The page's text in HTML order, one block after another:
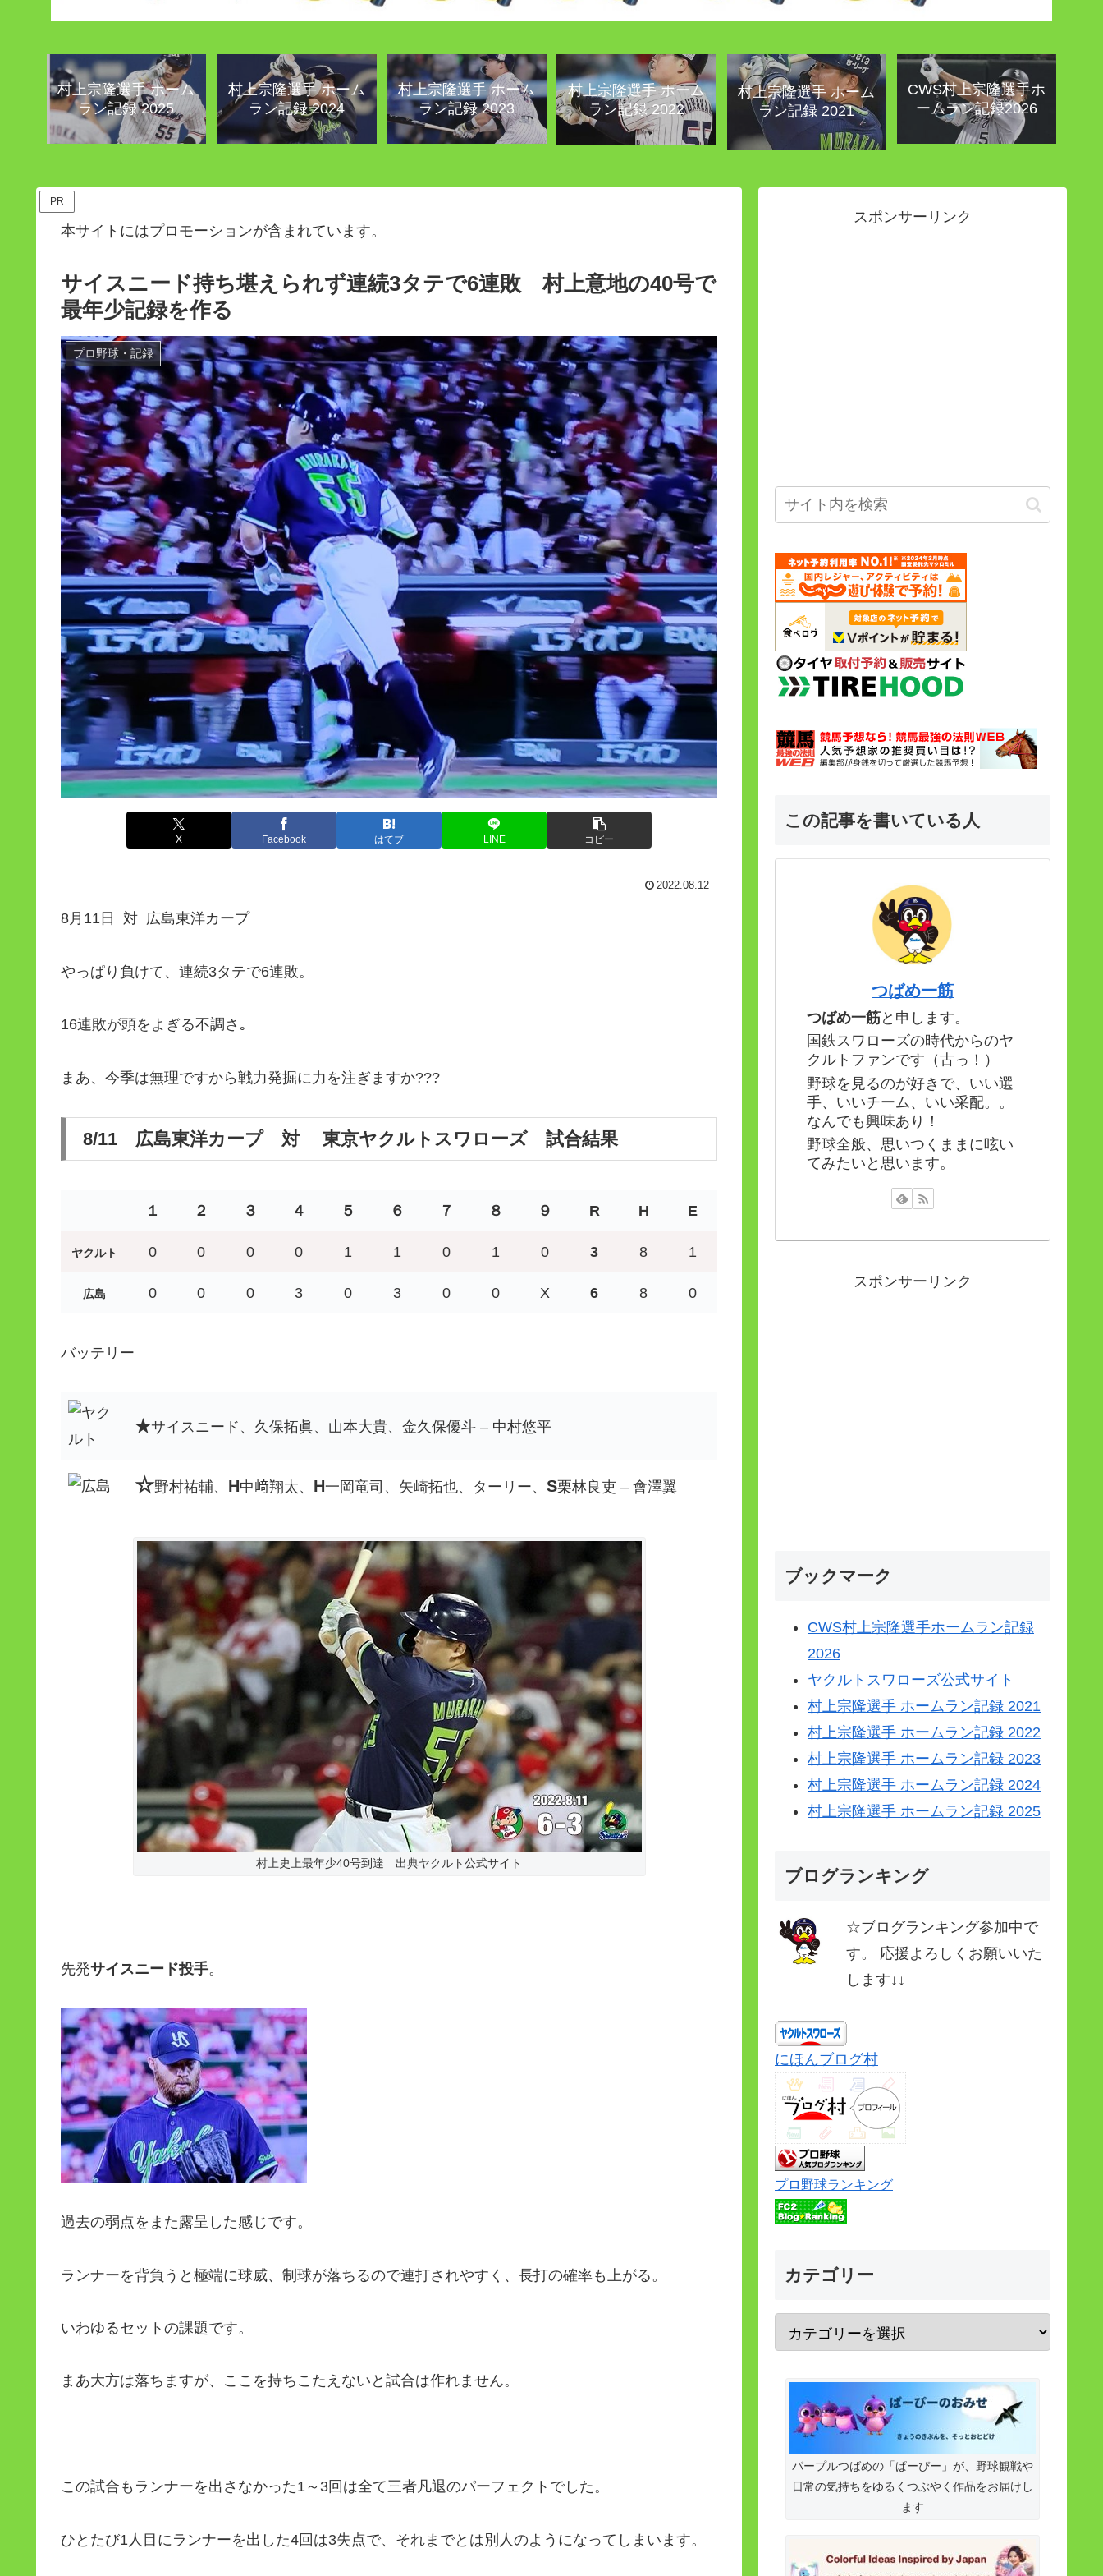
村上宗隆選手 ホーム
ラン記録 2025
村上宗隆選手 ホーム
ラン記録 2024
村上宗隆選手 ホーム
ラン記録 2023
村上宗隆選手 ホーム
ラン記録 2022
村上宗隆選手 ホーム
ラン記録 2021
CWS村上宗隆選手ホ
ームラン記録2026
PR
本サイトにはプロモーションが含まれています。
サイスニード持ち堪えられず連続3タテで6連敗 村上意地の40号で
最年少記録を作る
プロ野球・記録
X Facebook はてブ LINE コピー
2022.08.12
8月11日 対 広島東洋カープ
やっぱり負けて、連続3タテで6連敗。
16連敗が頭をよぎる不調さ｡
まあ、今季は無理ですから戦力発掘に力を注ぎますか???
8/11 広島東洋カープ 対 東京ヤクルトスワローズ 試合結果
１ ２ ３ ４ ５ ６ ７ ８ ９ R H E
ヤクルト 0 0 0 0 1 1 0 1 0 3 8 1
広島 0 0 0 3 0 3 0 0 X 6 8 0
バッテリー
★サイスニード、久保拓眞、山本大貴、金久保優斗 – 中村悠平
☆野村祐輔、 H中﨑翔太、 H一岡竜司、矢崎拓也、ターリー、 S栗林良吏 – 會澤翼
村上史上最年少40号到達 出典ヤクルト公式サイト
先発サイスニード投手。
過去の弱点をまた露呈した感じです。
ランナーを背負うと極端に球威、制球が落ちるので連打されやすく、長打の確率も上がる。
いわゆるセットの課題です。
まあ大方は落ちますが、ここを持ちこたえないと試合は作れません。
この試合もランナーを出さなかった1～3回は全て三者凡退のパーフェクトでした。
ひとたび1人目にランナーを出した4回は3失点で、それまでとは別人のようになってしまいます。
スポンサーリンク
この記事を書いている人
つばめ一筋
つばめ一筋と申します。
国鉄スワローズの時代からのヤ
クルトファンです（古っ！）
野球を見るのが好きで、いい選
手、いいチーム、いい采配。。
なんでも興味あり！
野球全般、思いつくままに呟い
てみたいと思います。
スポンサーリンク
ブックマーク
CWS村上宗隆選手ホームラン記録
2026
ヤクルトスワローズ公式サイト
村上宗隆選手 ホームラン記録 2021
村上宗隆選手 ホームラン記録 2022
村上宗隆選手 ホームラン記録 2023
村上宗隆選手 ホームラン記録 2024
村上宗隆選手 ホームラン記録 2025
ブログランキング
☆ブログランキング参加中で
す。 応援よろしくお願いいた
します↓↓
にほんブログ村
プロ野球ランキング
カテゴリー
パープルつばめの「ぱーぴー」が、野球観戦や
日常の気持ちをゆるくつぶやく作品をお届けし
ます